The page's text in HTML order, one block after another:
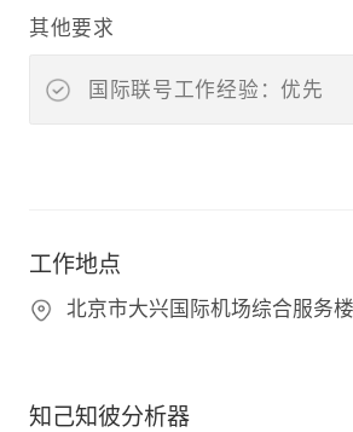
其他要求
国际联号工作经验：优先
工作地点
北京市大兴国际机场综合服务楼
知己知彼分析器